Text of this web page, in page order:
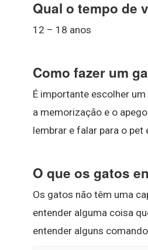
Qual o tempo de
12 – 18 anos
Como fazer um
É importante escolher um
a memorização e o
lembrar e falar para o pet
O que os gatos
Os gatos não têm uma
entender alguma coisa
entender alguns